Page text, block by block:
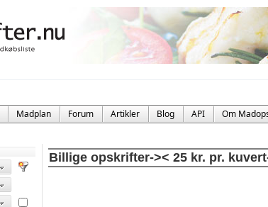
Madplan Forum Artikler Blog API Om
Billige opskrifter->< 25 kr. pr.